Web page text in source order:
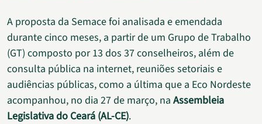
A proposta da Semace foi analisada e emendada
durante cinco meses, a partir de um Grupo de Trabalho
(GT) composto por 13 dos 37 conselheiros, além de
consulta pública na internet, reuniões setoriais e
audiências públicas, como a última que a Eco Nordeste
acompanhou, no dia 27 de março, na Assembleia
Legislativa do Ceará (AL-CE).